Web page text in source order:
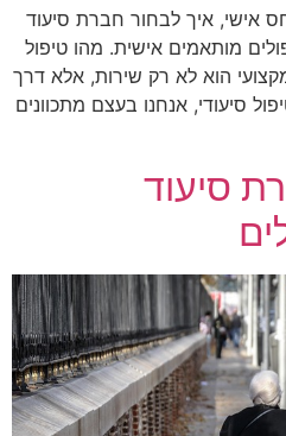
אישי, איך לבחור חברת סיעוד
מותאמים אישית. מהו טיפול
מקצועי הוא לא רק שירות, אלא דרך
סיעודי, אנחנו בעצם מתכוונים
סיעוד